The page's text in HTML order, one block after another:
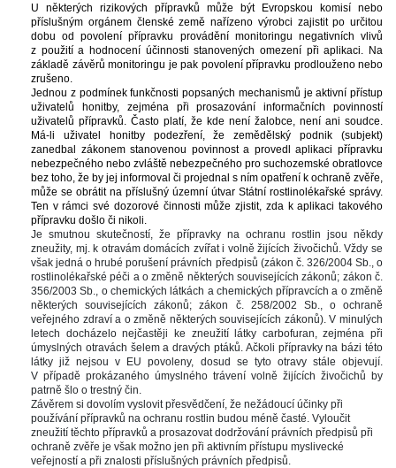
U některých rizikových přípravků může být Evropskou komisí nebo
příslušným orgánem členské země nařízeno výrobci zajistit po určitou
dobu od povolení přípravku provádění monitoringu negativních vlivů
z použití a hodnocení účinnosti stanovených omezení při aplikaci. Na
základě závěrů monitoringu je pak povolení přípravku prodlouženo nebo
zrušeno.
Jednou z podmínek funkčnosti popsaných mechanismů je aktivní přístup
uživatelů honitby, zejména při prosazování informačních povinností
uživatelů přípravků. Často platí, že kde není žalobce, není ani soudce.
Má-li uživatel honitby podezření, že zemědělský podnik (subjekt)
zanedbal zákonem stanovenou povinnost a provedl aplikaci přípravku
nebezpečného nebo zvláště nebezpečného pro suchozemské obratlovce
bez toho, že by jej informoval či projednal s ním opatření k ochraně zvěře,
může se obrátit na příslušný územní útvar Státní rostlinolékařské správy.
Ten v rámci své dozorové činnosti může zjistit, zda k aplikaci takového
přípravku došlo či nikoli.
Je smutnou skutečností, že přípravky na ochranu rostlin jsou někdy
zneužity, mj. k otravám domácích zvířat i volně žijících živočichů. Vždy se
však jedná o hrubé porušení právních předpisů (zákon č. 326/2004 Sb., o
rostlinolékařské péči a o změně některých souvisejících zákonů; zákon č.
356/2003 Sb., o chemických látkách a chemických přípravcích a o změně
některých souvisejících zákonů; zákon č. 258/2002 Sb., o ochraně
veřejného zdraví a o změně některých souvisejících zákonů). V minulých
letech docházelo nejčastěji ke zneužití látky carbofuran, zejména při
úmyslných otravách šelem a dravých ptáků. Ačkoli přípravky na bázi této
látky již nejsou v EU povoleny, dosud se tyto otravy stále objevují.
V případě prokázaného úmyslného trávení volně žijících živočichů by
patrně šlo o trestný čin.
Závěrem si dovolím vyslovit přesvědčení, že nežádoucí účinky při
používání přípravků na ochranu rostlin budou méně časté. Vyloučit
zneužití těchto přípravků a prosazovat dodržování právních předpisů při
ochraně zvěře je však možno jen při aktivním přístupu myslivecké
veřejností a při znalosti příslušných právních předpisů.